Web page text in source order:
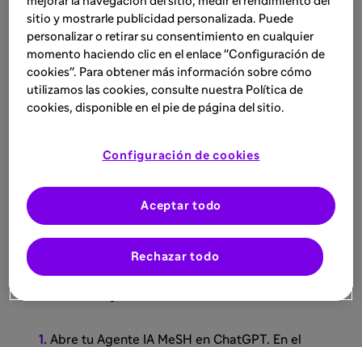
configurar este Agente IA paso a paso
Paso 1:Formula tu búsqueda con
1. Abre tu Agente IA MeSH en ChatGPT. En el
sitio y mostrarle publicidad personalizada. Puede
personalizar o retirar su consentimiento en cualquier
momento haciendo clic en el enlace "Configuración de
cookies". Para obtener más información sobre cómo
utilizamos las cookies, consulte nuestra Política de
cookies, disponible en el pie de página del sitio.
Configuración de cookies
Rechazar todo
Aceptar todo